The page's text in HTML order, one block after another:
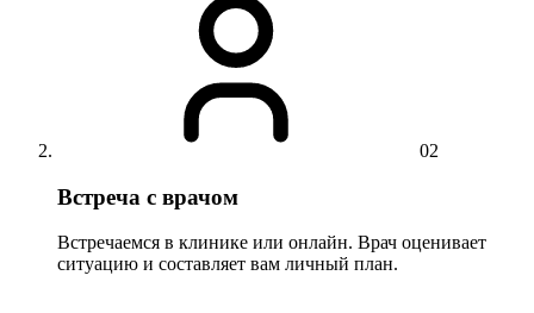
02
Встреча с врачом
Встречаемся в клинике или онлайн. Врач оценивает
ситуацию и составляет вам личный план.